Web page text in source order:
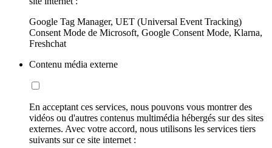
Google Tag Manager, UET (Universal Event Tracking)
Consent Mode de Microsoft, Google Consent Mode, Klarna,
Freshchat
Contenu média externe
En acceptant ces services, nous pouvons vous montrer des
vidéos ou d'autres contenus multimédia hébergés sur des sites
externes. Avec votre accord, nous utilisons les services tiers
suivants sur ce site internet :